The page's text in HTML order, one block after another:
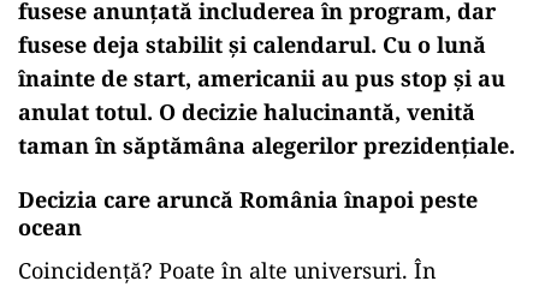
fusese anunțată includerea în program, dar
fusese deja stabilit și calendarul. Cu o lună
înainte de start, americanii au pus stop și au
anulat totul. O decizie halucinantă, venită
taman în săptămâna alegerilor prezidențiale.
Decizia care aruncă România înapoi peste
ocean
Coincidență? Poate în alte universuri. În